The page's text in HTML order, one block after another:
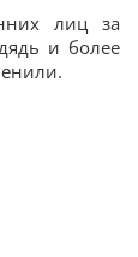
лиц за
и более